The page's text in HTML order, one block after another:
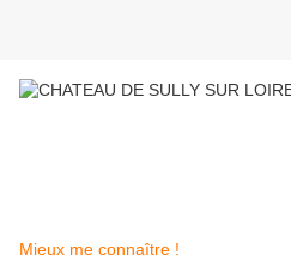
Mieux me connaître !